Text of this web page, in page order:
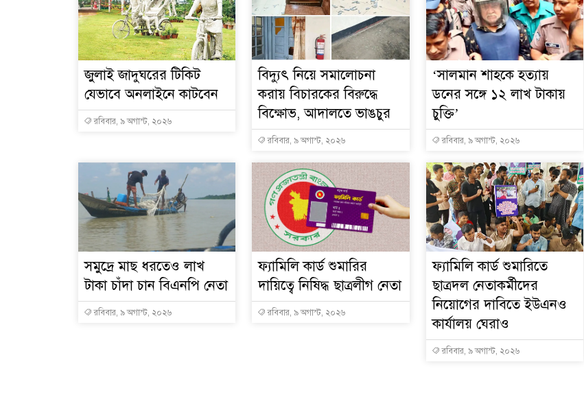
জুলাই জাদুঘরের টিকিট
যেভাবে অনলাইনে কাটবেন
রবিবার, ৯ অগাস্ট, ২০২৬
বিদ্যুৎ নিয়ে সমালোচনা
করায় বিচারকের বিরুদ্ধে
বিক্ষোভ, আদালতে ভাঙচুর
রবিবার, ৯ অগাস্ট, ২০২৬
‘সালমান শাহকে হত্যায়
ডনের সঙ্গে ১২ লাখ টাকায়
চুক্তি’
রবিবার, ৯ অগাস্ট, ২০২৬
সমু‌দ্রে মাছ ধরতেও লাখ
টাকা চাঁদা চান বিএনপি নেতা
রবিবার, ৯ অগাস্ট, ২০২৬
ফ্যামিলি কার্ড শুমারির
দায়িত্বে নিষিদ্ধ ছাত্রলীগ নেতা
রবিবার, ৯ অগাস্ট, ২০২৬
ফ্যামিলি কার্ড শুমারিতে
ছাত্রদল নেতাকর্মীদের
নিয়োগের দাবিতে ইউএনও
কার্যালয় ঘেরাও
রবিবার, ৯ অগাস্ট, ২০২৬